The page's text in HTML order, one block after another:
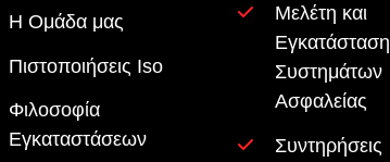
Η Ομάδα μας
Πιστοποιήσεις Iso
Φιλοσοφία
Εγκαταστάσεων
Μελέτη και
Εγκατάσταση
Συστημάτων
Ασφαλείας
Συντηρήσεις